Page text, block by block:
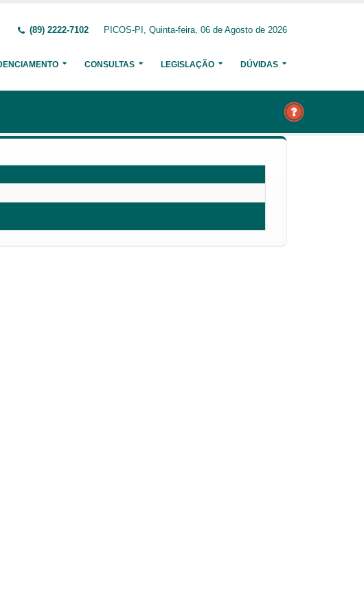
(89) 2222-7102 PICOS-PI, Quinta-feira, 06 de Agosto de 2026
CONSULTAS LEGISLAÇÃO DÚVIDAS